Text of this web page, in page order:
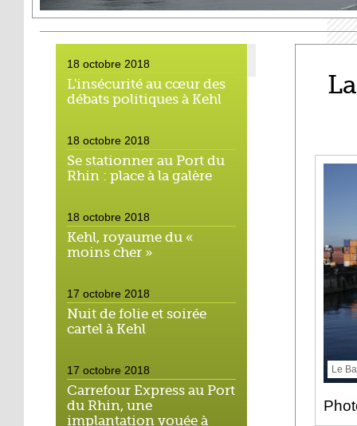
18 octobre 2018
L'insécurité au cœur des
débats politiques à Kehl
18 octobre 2018
Se stationner au Port du
Rhin : place à la galère
18 octobre 2018
Kehl, royaume du «
moins cher »
17 octobre 2018
Nuit de folie et soirée
cartel à Kehl
17 octobre 2018
Carrefour Express au Port
du Rhin, une
implantation vouée à
Le